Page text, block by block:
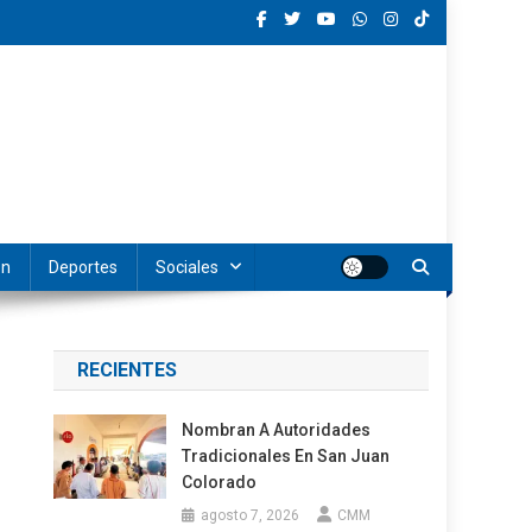
Deportes Sociales
RECIENTES
Nombran A Autoridades
Tradicionales En San Juan
Colorado
agosto 7, 2026 CMM